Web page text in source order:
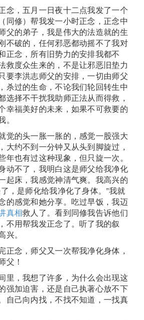
念，五月一日夜十二点我发了一个
同修）帮我发一小时正念，正念中
父的弟子，我是伟大的法造就的生
不破的，任何邪恶都动摇不了我对
正念，所有旧势力的安排我都不
救度众生来的，不是让邪恶旧垫力
要李洪志师父的安排，一切由师父
杀过的生命，不论我们轮回转生中
选择不干扰我助师正法从而得救，
幸福美好的未来，如果不可救要的
觉的头一胀一胀的，感觉一股强大
大约不到一分钟又从头到脚旋过，
年也有过这种现象，但只旋一次。
动不了，我明白这是师父给我净化
起床，我感觉神清气爽。我高兴的
，是师化给我净化了身体。”我就
的感觉和她分享。吃过早饭，我迈
真相救人了。看到同修我告诉他们
不用帮我发正念了。听了我的叙
。
正念，师父又一次帮我净化身体，
父！
里，我想了许多，为什么会出现这
强加迫害，还是自己执著心放不下
自己向内找，不找不知道，一找真